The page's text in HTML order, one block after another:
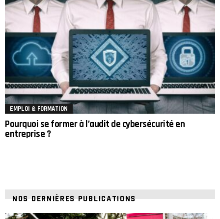
EMPLOI & FORMATION
Pourquoi se former à l’audit de cybersécurité en
entreprise ?
NOS DERNIÈRES PUBLICATIONS